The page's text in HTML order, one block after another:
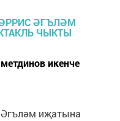
икенче
иҗатына